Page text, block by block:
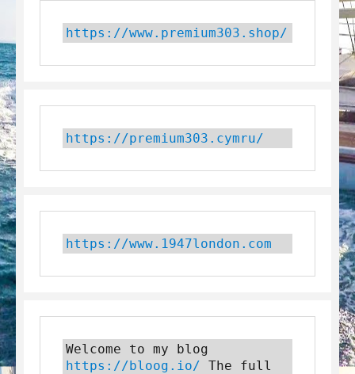
https://www.premium303.shop/
https://premium303.cymru/
https://www.1947london.com
https://bloog.io/ The full